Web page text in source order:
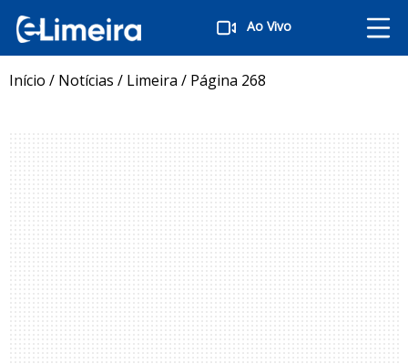
Ao Vivo
Início / Notícias / Limeira / Página 268